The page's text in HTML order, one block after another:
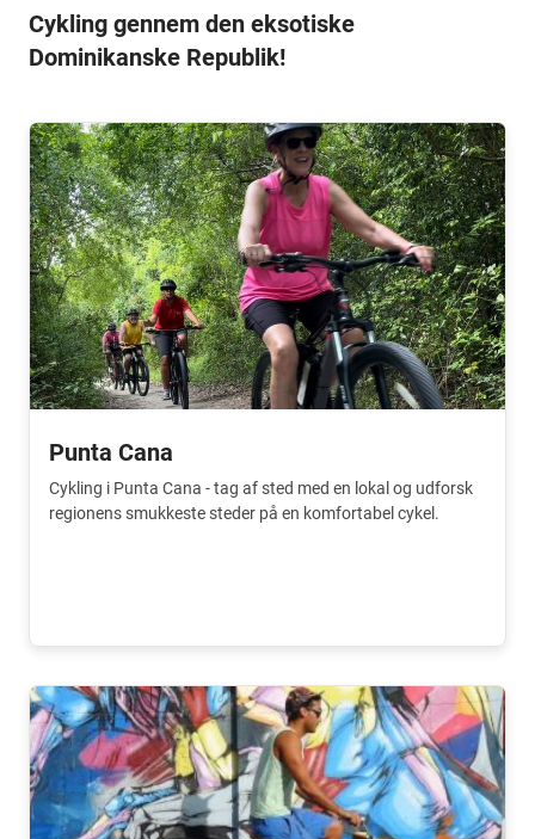
Cykling gennem den eksotiske
Dominikanske Republik!
Punta Cana
Cykling i Punta Cana - tag af sted med en lokal og udforsk
regionens smukkeste steder på en komfortabel cykel.